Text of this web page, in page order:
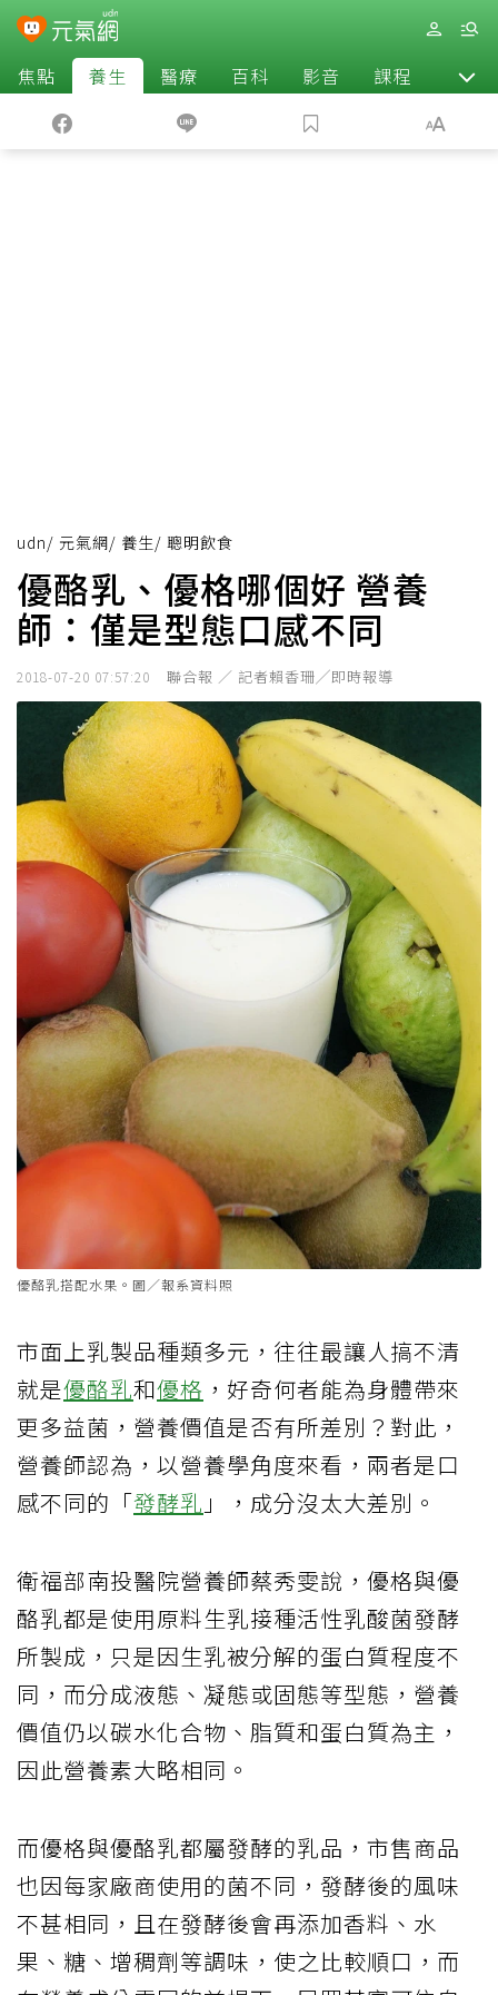
焦點 養生 醫療 百科 影音 課程 退休
udn/ 元氣網/ 養生/ 聰明飲食
優酪乳、優格哪個好 營養
師：僅是型態口感不同
2018-07-20 07:57:20 聯合報 ／ 記者賴香珊╱即時報導
優酪乳搭配水果。圖／報系資料照
市面上乳製品種類多元，往往最讓人搞不清
就是優酪乳和優格 ，好奇何者能為身體帶來
更多益菌，營養價值是否有所差別？對此，
營養師認為，以營養學角度來看，兩者是口
感不同的「發酵乳 」，成分沒太大差別。
衛福部南投醫院營養師蔡秀雯說，優格與優
酪乳都是使用原料生乳接種活性乳酸菌發酵
所製成，只是因生乳被分解的蛋白質程度不
同，而分成液態、凝態或固態等型態，營養
價值仍以碳水化合物、脂質和蛋白質為主，
因此營養素大略相同。
而優格與優酪乳都屬發酵的乳品，市售商品
也因每家廠商使用的菌不同，發酵後的風味
不甚相同，且在發酵後會再添加香料、水
果、糖、增稠劑等調味，使之比較順口，而